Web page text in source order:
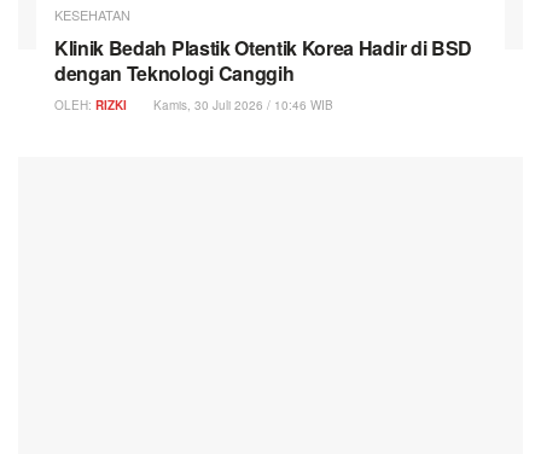
KESEHATAN
Klinik Bedah Plastik Otentik Korea Hadir di BSD
dengan Teknologi Canggih
OLEH: RIZKI Kamis, 30 Juli 2026 / 10:46 WIB